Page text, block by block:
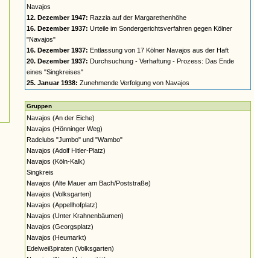
Navajos
12. Dezember 1947: Razzia auf der Margarethenhöhe
16. Dezember 1937: Urteile im Sondergerichtsverfahren gegen Kölner
"Navajos"
16. Dezember 1937: Entlassung von 17 Kölner Navajos aus der Haft
20. Dezember 1937: Durchsuchung - Verhaftung - Prozess: Das Ende
eines "Singkreises"
25. Januar 1938: Zunehmende Verfolgung von Navajos
Gruppen
Navajos (An der Eiche)
Navajos (Hönninger Weg)
Radclubs "Jumbo" und "Wambo"
Navajos (Adolf Hitler-Platz)
Navajos (Köln-Kalk)
Singkreis
Navajos (Alte Mauer am Bach/Poststraße)
Navajos (Volksgarten)
Navajos (Appellhofplatz)
Navajos (Unter Krahnenbäumen)
Navajos (Georgsplatz)
Navajos (Heumarkt)
Edelweißpiraten (Volksgarten)